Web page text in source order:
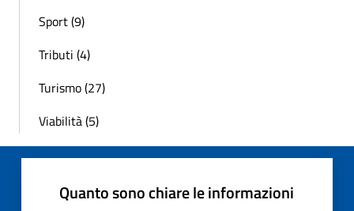
Sport (9)
Tributi (4)
Turismo (27)
Viabilità (5)
Quanto sono chiare le informazioni